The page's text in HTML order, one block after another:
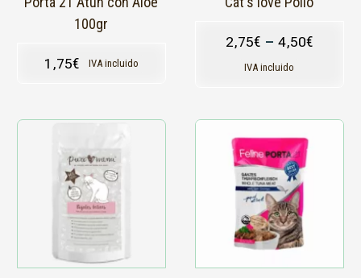
100gr
1,75€ IVA incluido
2,75€ – 4,50€
IVA incluido
página